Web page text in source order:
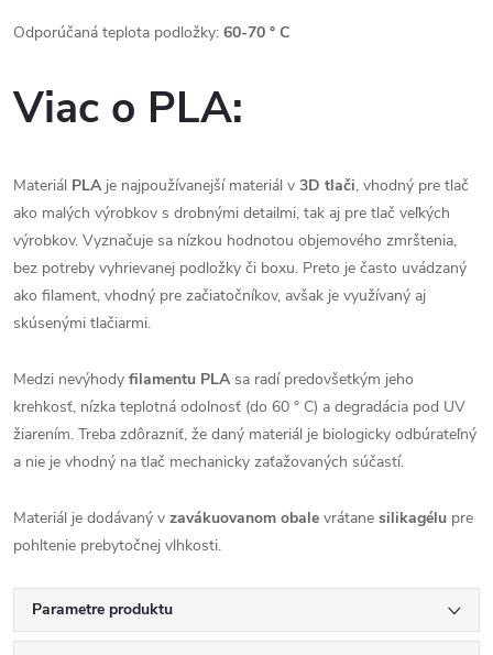
Odporúčaná teplota podložky: 60-70 ° C
Viac o PLA:
Materiál PLAje najpoužívanejší materiál v 3D tlači, vhodný pre tlač
ako malých výrobkov s drobnými detailmi, tak aj pre tlač veľkých
výrobkov. Vyznačuje sa nízkou hodnotou objemového zmrštenia,
bez potreby vyhrievanej podložky či boxu. Preto je často uvádzaný
ako filament, vhodný pre začiatočníkov, avšak je využívaný aj
skúsenými tlačiarmi.
Medzi nevýhody filamentu PLAsa radí predovšetkým jeho
krehkosť, nízka teplotná odolnosť (do 60 ° C) a degradácia pod UV
žiarením. Treba zdôrazniť, že daný materiál je biologicky odbúrateľný
a nie je vhodný na tlač mechanicky zaťažovaných súčastí.
Materiál je dodávaný v zavákuovanom obale vrátane silikagélu pre
pohltenie prebytočnej vlhkosti.
Parametre produktu